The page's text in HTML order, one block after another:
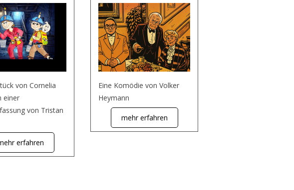
von Cornelia
einer
von Tristan
erfahren
Eine Komödie von Volker
Heymann
mehr erfahren